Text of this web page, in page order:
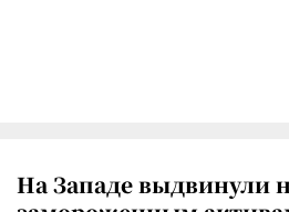
На Западе выдвинули